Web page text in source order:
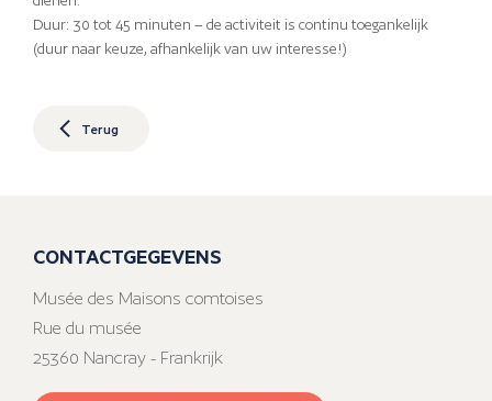
Duur: 30 tot 45 minuten – de activiteit is continu toegankelijk
(duur naar keuze, afhankelijk van uw interesse!)
Terug
CONTACTGEGEVENS
Musée des Maisons comtoises
Rue du musée
25360 Nancray - Frankrijk